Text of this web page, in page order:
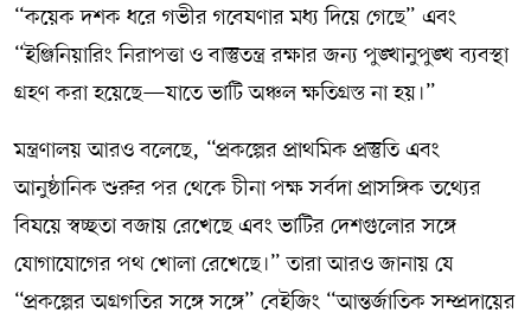
“কয়েক দশক ধরে গভীর গবেষণার মধ্য দিয়ে গেছে” এবং
“ইঞ্জিনিয়ারিং নিরাপত্তা ও বাস্তুতন্ত্র রক্ষার জন্য পুঙ্খানুপুঙ্খ ব্যবস্থা
গ্রহণ করা হয়েছে—যাতে ভাটি অঞ্চল ক্ষতিগ্রস্ত না হয়।”
মন্ত্রণালয় আরও বলেছে, “প্রকল্পের প্রাথমিক প্রস্তুতি এবং
আনুষ্ঠানিক শুরুর পর থেকে চীনা পক্ষ সর্বদা প্রাসঙ্গিক তথ্যের
বিষয়ে স্বচ্ছতা বজায় রেখেছে এবং ভাটির দেশগুলোর সঙ্গে
যোগাযোগের পথ খোলা রেখেছে।” তারা আরও জানায় যে
“প্রকল্পের অগ্রগতির সঙ্গে সঙ্গে” বেইজিং “আন্তর্জাতিক সম্প্রদায়ের